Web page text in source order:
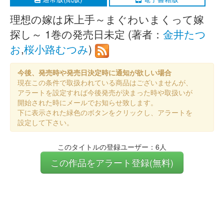
理想の嫁は床上手～まぐわいまくって嫁
探し～ 1巻の発売日未定 (著者： 金井たつ
お,桜小路むつみ)
今後、発売時や発売日決定時に通知が欲しい場合
現在この条件で取扱われている商品はございませんが、
アラートを設定すれば今後発売が決まった時や取扱いが
開始された時にメールでお知らせ致します。
下に表示された緑色のボタンをクリックし、アラートを
設定して下さい。
このタイトルの登録ユーザー：6人
この作品をアラート登録(無料)